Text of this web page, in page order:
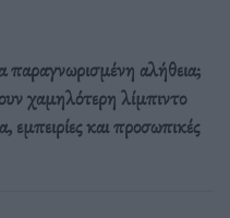
παραγνωρισμένη αλήθεια;
χαμηλότερη λίμπιντο
εμπειρίες και προσωπικές